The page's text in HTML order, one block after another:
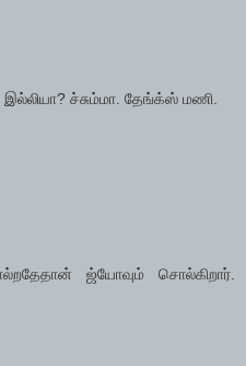
ச்சும்மா. தேங்க்ஸ் மணி.
ஜ்யோவும் சொல்கிறார்.